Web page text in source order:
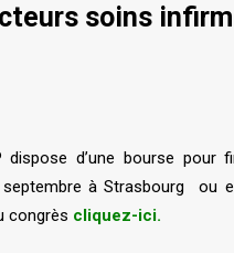
soins
d’une bourse pour
à Strasbourg ou
congrès cliquez-ici.